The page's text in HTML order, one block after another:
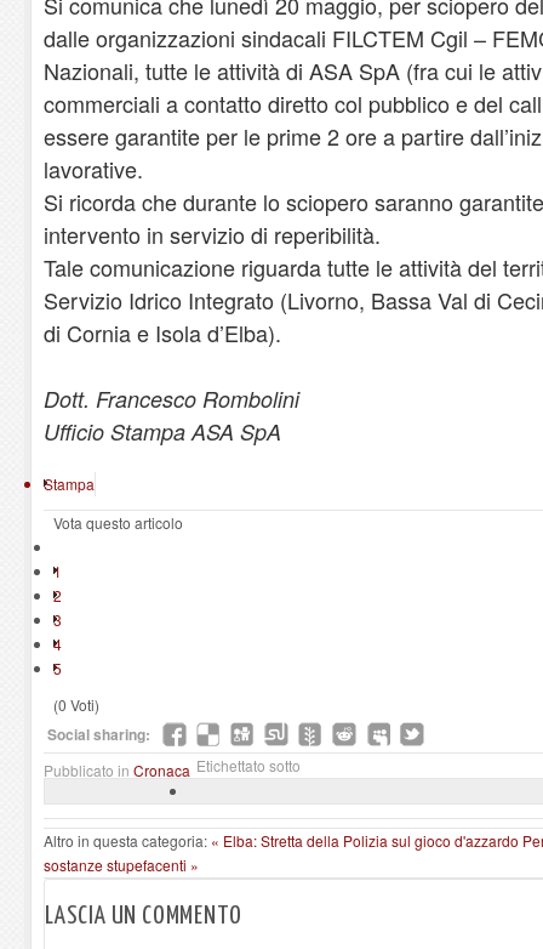
dalle organizzazioni sindacali FILCTEM Cgil –
Nazionali, tutte le attività di ASA SpA (fra cui le
commerciali a contatto diretto col pubblico e del
essere garantite per le prime 2 ore a partire
lavorative.
Si ricorda che durante lo sciopero saranno
intervento in servizio di reperibilità.
Tale comunicazione riguarda tutte le attività del
Servizio Idrico Integrato (Livorno, Bassa Val di
di Cornia e Isola d’Elba).
Dott. Francesco Rombolini
Ufficio Stampa ASA SpA
Stampa
Vota questo articolo
1
2
3
4
5
(0 Voti)
Social sharing:
Pubblicato in Cronaca Etichettato sotto
Altro in questa categoria: « Elba: Stretta della Polizia sul gioco d'azzardo
sostanze stupefacenti »
LASCIA UN COMMENTO